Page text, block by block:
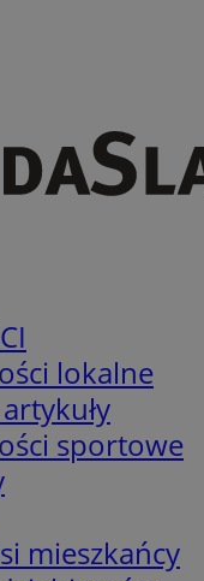
lokalne
sportowe
mieszkańcy